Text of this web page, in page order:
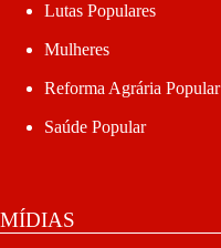
Lutas Populares
Mulheres
Reforma Agrária Popular
Saúde Popular
MÍDIAS